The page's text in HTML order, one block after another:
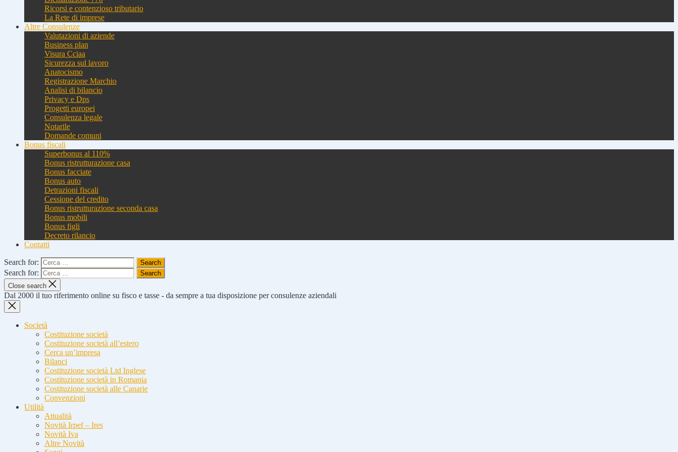
Ricorsi e contenzioso tributario
La Rete di imprese
Altre Consulenze
Valutazioni di aziende
Business plan
Visura Cciaa
Sicurezza sul lavoro
Anatocismo
Registrazione Marchio
Analisi di bilancio
Privacy e Dps
Progetti europei
Consulenza legale
Notarile
Domande comuni
Bonus fiscali
Superbonus al 110%
Bonus ristrutturazione casa
Bonus facciate
Bonus auto
Detrazioni fiscali
Cessione del credito
Bonus ristrutturazione seconda casa
Bonus mobili
Bonus figli
Decreto rilancio
Contatti
Search for:
Search for:
Close search
Dal 2000 il tuo riferimento online su fisco e tasse - da sempre a tua disposizione per consulenze aziendali
Società
Costituzione società
Costituzione società all’estero
Cerca un’impresa
Bilanci
Costituzione società Ltd Inglese
Costituzione società in Romania
Costituzione società alle Canarie
Convenzioni
Utilità
Attualità
Novità Irpef – Ires
Novità Iva
Altre Novità